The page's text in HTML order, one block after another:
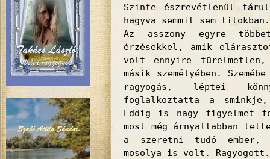
Szinte észrevétlenül
hagyva semmit sem titokban.
Az asszony egyre
érzésekkel, amik
volt ennyire
másik személyében.
ragyogás, léptei
foglalkoztatta a
Eddig is nagy figyelmet
most még árnyaltabban
a szeretni tudó ember,
mosolya is volt. Ragyogott.